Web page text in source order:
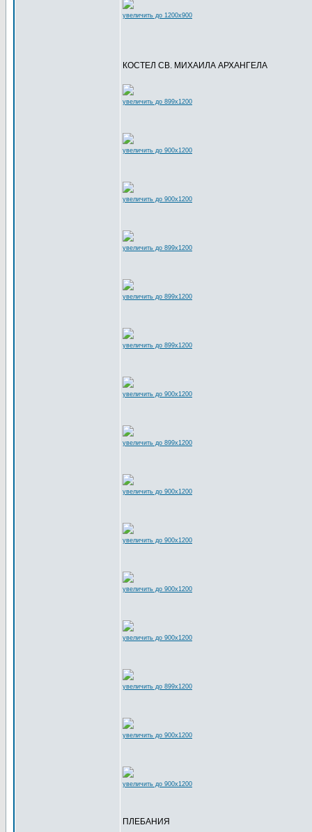
увеличить до 1200x900
КОСТЕЛ СВ. МИХАИЛА АРХАНГЕЛА
увеличить до 899x1200
увеличить до 900x1200
увеличить до 900x1200
увеличить до 899x1200
увеличить до 899x1200
увеличить до 899x1200
увеличить до 900x1200
увеличить до 899x1200
увеличить до 900x1200
увеличить до 900x1200
увеличить до 900x1200
увеличить до 900x1200
увеличить до 899x1200
увеличить до 900x1200
увеличить до 900x1200
ПЛЕБАНИЯ